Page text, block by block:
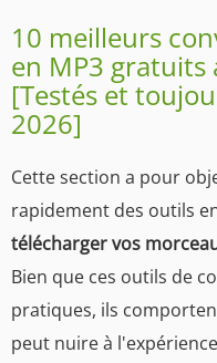
10 meilleurs
en MP3 gratuits
[Testés et
2026]
Cette section a pour
rapidement des outils
télécharger vos
Bien que ces outils de
pratiques, ils
peut nuire à